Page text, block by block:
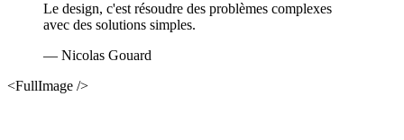
Le design, c'est résoudre des problèmes complexes
avec des solutions simples.
— Nicolas Gouard
<FullImage />